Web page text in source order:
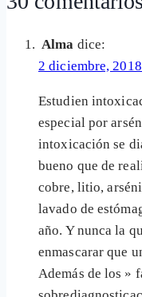
Alma dice:
2 diciembre,
Estudien
especial por
intoxicación se
bueno que de
cobre, litio,
lavado de
año. Y nunca la
enmascarar que
Además de los »